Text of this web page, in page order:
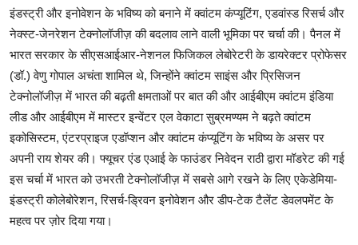
इंडस्ट्री और इनोवेशन के भविष्य को बनाने में क्वांटम कंप्यूटिंग, एडवांस्ड रिसर्च और
नेक्स्ट-जेनरेशन टेक्नोलॉजीज़ की बदलाव लाने वाली भूमिका पर चर्चा की। पैनल में
भारत सरकार के सीएसआईआर-नेशनल फिजिकल लेबोरेटरी के डायरेक्टर प्रोफेसर
(डॉ.) वेणु गोपाल अचंता शामिल थे, जिन्होंने क्वांटम साइंस और प्रिसिजन
टेक्नोलॉजीज़ में भारत की बढ़ती क्षमताओं पर बात की और आईबीएम क्वांटम इंडिया
लीड और आईबीएम में मास्टर इन्वेंटर एल वेकाटा सुब्रमण्यम ने बढ़ते क्वांटम
इकोसिस्टम, एंटरप्राइज एडॉप्शन और क्वांटम कंप्यूटिंग के भविष्य के असर पर
अपनी राय शेयर की। फ्यूचर एंड एआई के फाउंडर निवेदन राठी द्वारा मॉडरेट की गई
इस चर्चा में भारत को उभरती टेक्नोलॉजीज़ में सबसे आगे रखने के लिए एकेडेमिया-
इंडस्ट्री कोलेबोरेशन, रिसर्च-ड्रिवन इनोवेशन और डीप-टेक टैलेंट डेवलपमेंट के
महत्व पर ज़ोर दिया गया।